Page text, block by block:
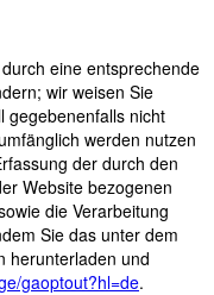
eine entsprechende
wir weisen Sie
gegebenenfalls nicht
werden nutzen
der durch den
Website bezogenen
die Verarbeitung
Sie das unter dem
herunterladen und
gaoptout?hl=de.